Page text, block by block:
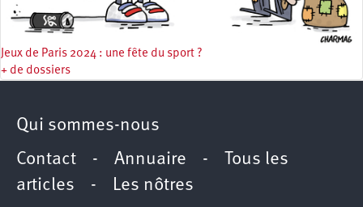
Jeux de Paris 2024 : une fête du sport ?
+ de dossiers
Qui sommes-nous
Contact - Annuaire -
Tous les
articles - Les nôtres